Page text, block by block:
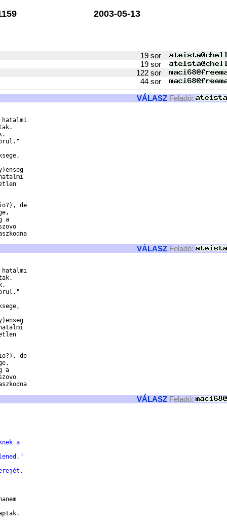
2003-05-13
19 sor
19 sor
122 sor
44 sor
VÁLASZ Feladó:
de
a
VÁLASZ Feladó:
de
a
VÁLASZ Feladó:
a